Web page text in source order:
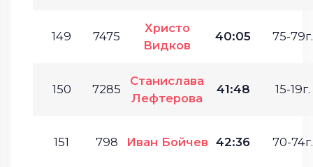
149 7475
Христо
Видков
40:05 75-79г.
150 7285
Станислава
Лефтерова
41:48 15-19г.
151 798 Иван Бойчев 42:36 70-74г.